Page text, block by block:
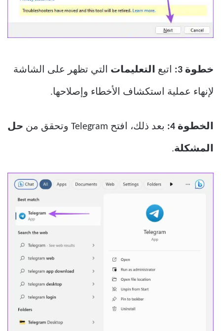
خطوة 3: اتبع التعليمات التي تظهر على الشاشة
لإنهاء عملية استكشاف الأخطاء وإصلاحها.
الخطوة 4: بعد ذلك، افتح Telegram وتحقق من حل
المشكلة.